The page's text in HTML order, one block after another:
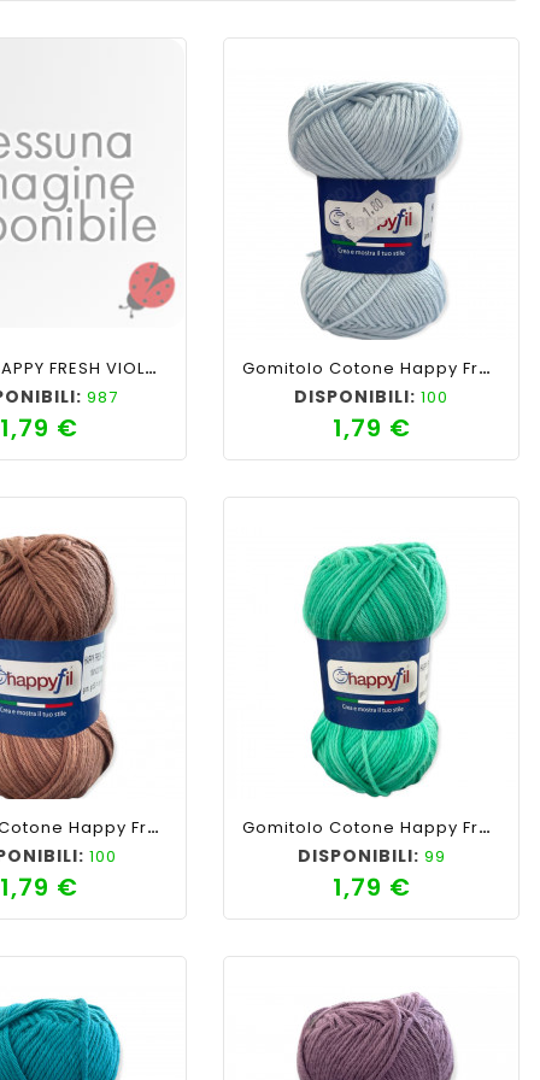
visibility
COTONE HAPPY FRESH VIOLA COL N° 27
987
1,79 €
favorite_border cached visibility
Gomitolo Cotone Happy Fresh Picnic 50gr, Azzurro N°11
DISPONIBILI: 100
1,79 €Prezzo
favorite_border cached visibility
Gomitolo Cotone Happy Fresh Picnic 50gr, Mix Marrone N°104
100
1,79 €
favorite_border cached
Gomitolo Cotone Happy Fresh Picnic 50gr, Mix Verde Acqua N°101
DISPONIBILI: 99
1,79 €Prezzo